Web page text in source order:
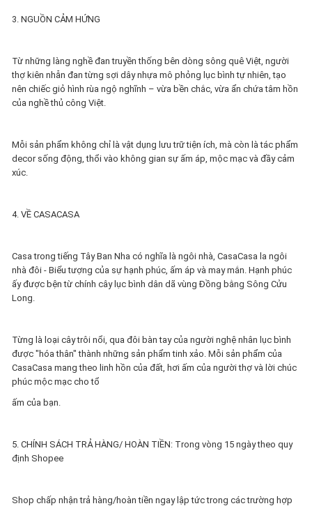
3. NGUỒN CẢM HỨNG
Từ những làng nghề đan truyền thống bên dòng sông quê Việt, người
thợ kiên nhẫn đan từng sợi dây nhựa mô phỏng lục bình tự nhiên, tạo
nên chiếc giỏ hình rùa ngộ nghĩnh – vừa bền chắc, vừa ẩn chứa tâm hồn
của nghề thủ công Việt.
Mỗi sản phẩm không chỉ là vật dụng lưu trữ tiện ích, mà còn là tác phẩm
decor sống động, thổi vào không gian sự ấm áp, mộc mạc và đầy cảm
xúc.
4. VỀ CASACASA
Casa trong tiếng Tây Ban Nha có nghĩa là ngôi nhà, CasaCasa la ngôi
nhà đôi - Biểu tượng của sự hạnh phúc, ấm áp và may mắn. Hạnh phúc
ấy được bện từ chính cây lục bình dân dã vùng Đồng bằng Sông Cửu
Long.
Từng là loại cây trôi nổi, qua đôi bàn tay của người nghệ nhân lục bình
được "hóa thân" thành những sản phẩm tinh xảo. Mỗi sản phẩm của
CasaCasa mang theo linh hồn của đất, hơi ấm của người thợ và lời chúc
phúc mộc mạc cho tổ
ấm của bạn.
5. CHÍNH SÁCH TRẢ HÀNG/ HOÀN TIỀN: Trong vòng 15 ngày theo quy
định Shopee
Shop chấp nhận trả hàng/hoàn tiền ngay lập tức trong các trường hợp